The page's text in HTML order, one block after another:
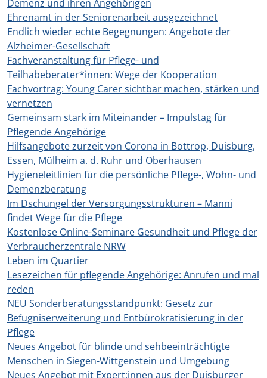
Demenz und ihren Angehörigen
Ehrenamt in der Seniorenarbeit ausgezeichnet
Endlich wieder echte Begegnungen: Angebote der
Alzheimer-Gesellschaft
Fachveranstaltung für Pflege- und
Teilhabeberater*innen: Wege der Kooperation
Fachvortrag: Young Carer sichtbar machen, stärken und
vernetzen
Gemeinsam stark im Miteinander – Impulstag für
Pflegende Angehörige
Hilfsangebote zurzeit von Corona in Bottrop, Duisburg,
Essen, Mülheim a. d. Ruhr und Oberhausen
Hygieneleitlinien für die persönliche Pflege-, Wohn- und
Demenzberatung
Im Dschungel der Versorgungsstrukturen – Manni
findet Wege für die Pflege
Kostenlose Online-Seminare Gesundheit und Pflege der
Verbraucherzentrale NRW
Leben im Quartier
Lesezeichen für pflegende Angehörige: Anrufen und mal
reden
NEU Sonderberatungsstandpunkt: Gesetz zur
Befugniserweiterung und Entbürokratisierung in der
Pflege
Neues Angebot für blinde und sehbeeinträchtigte
Menschen in Siegen-Wittgenstein und Umgebung
Neues Angebot mit Expert:innen aus der Duisburger